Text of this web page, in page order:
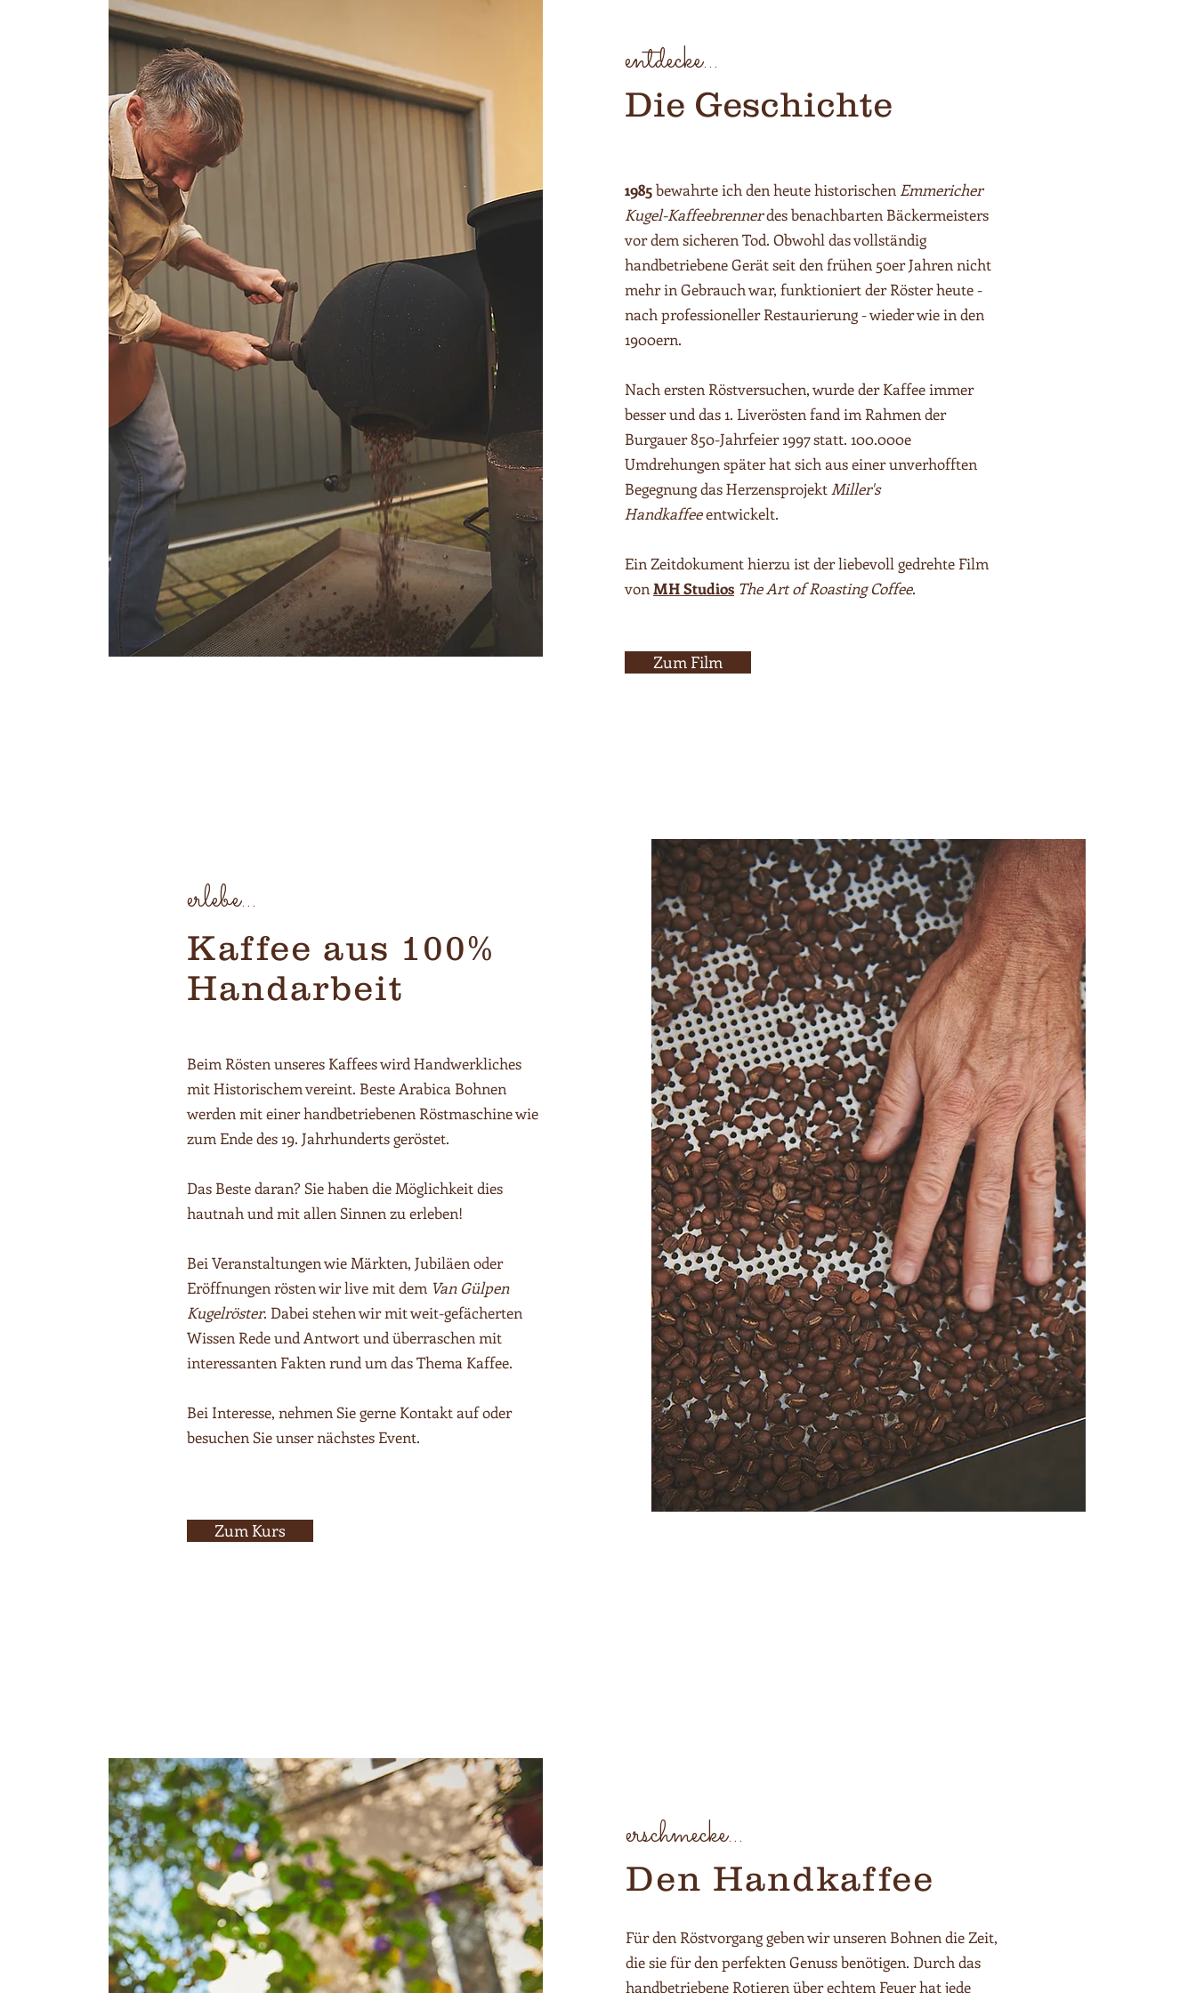
entdecke...
Die Geschichte
1985bewahrte ich den heute historischen Emmericher
Kugel-Kaffeebrennerdes benachbarten Bäckermeisters
vor dem sicheren Tod. Obwohl das vollständig
handbetriebene Gerät seit den frühen 50er Jahren nicht
mehr in Gebrauch war, funktioniert der Röster heute -
nach professioneller Restaurierung - wieder wie in den
1900ern.
Nach ersten Röstversuchen, wurde der Kaffee immer
besser und das 1. Liverösten fand im Rahmen der
Burgauer 850-Jahrfeier 1997 statt. 100.000e
Umdrehungen später hat sich aus einer unverhofften
Begegnung das Herzensprojekt Miller's
Handkaffeeentwickelt.
Ein Zeitdokument hierzu ist der liebevoll gedrehte Film
von MH Studios The Art of Roasting Coffee.
Zum Film
erlebe...
Kaffee aus 100%
Handarbeit
Beim Rösten unseres Kaffees wird Handwerkliches
mit Historischem vereint. Beste Arabica Bohnen
werden mit einer handbetriebenen Röstmaschine wie
zum Ende des 19. Jahrhunderts geröstet.
Das Beste daran? Sie haben die Möglichkeit dies
hautnah und mit allen Sinnen zu erleben!
Bei Veranstaltungen wie Märkten, Jubiläen oder
Eröffnungen rösten wir live mit dem Van Gülpen
Kugelröster. Dabei stehen wir mit weit-gefächerten
Wissen Rede und Antwort und überraschen mit
interessanten Fakten rund um das Thema Kaffee.
Bei Interesse, nehmen Sie gerne Kontakt auf oder
besuchen Sie unser nächstes Event.
Zum Kurs
erschmecke...
Den Handkaffee
Für den Röstvorgang geben wir unseren Bohnen die Zeit,
die sie für den perfekten Genuss benötigen. Durch das
handbetriebene Rotieren über echtem Feuer hat jede